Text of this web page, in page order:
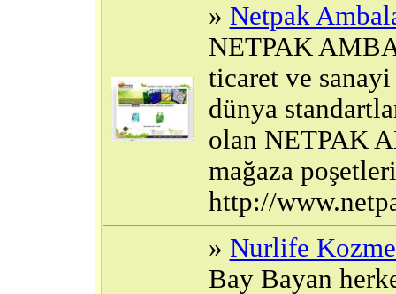
» Netpak
NETPAK
ticaret ve
dünya
olan NETPAK
mağaza
http://
» Nurlife
Bay Bayan